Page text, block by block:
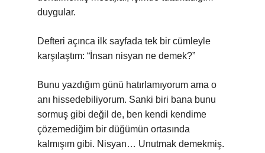
duygular.
Defteri açınca ilk sayfada tek bir cümleyle
karşılaştım: “İnsan nisyan ne demek?”
Bunu yazdığım günü hatırlamıyorum ama o
anı hissedebiliyorum. Sanki biri bana bunu
sormuş gibi değil de, ben kendi kendime
çözemediğim bir düğümün ortasında
kalmışım gibi. Nisyan… Unutmak demekmiş.